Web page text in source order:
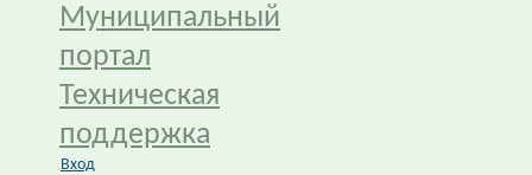
Муниципальный
портал
Техническая
поддержка
Вход